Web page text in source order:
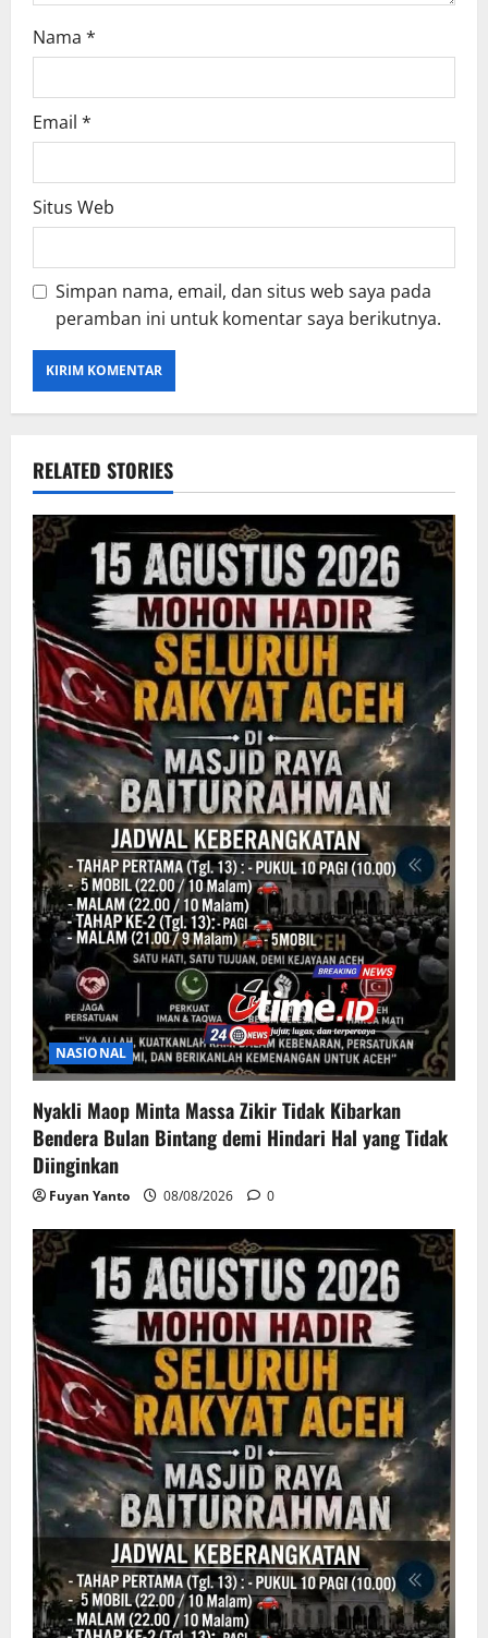
Nama *
Email *
Situs Web
Simpan nama, email, dan situs web saya pada
peramban ini untuk komentar saya berikutnya.
RELATED STORIES
NASIONAL
Nyakli Maop Minta Massa Zikir Tidak Kibarkan
Bendera Bulan Bintang demi Hindari Hal yang Tidak
Diinginkan
Fuyan Yanto 08/08/2026 0